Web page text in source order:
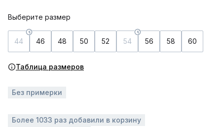
Выберите размер
44 46 48 50 52 54 56 58 60
Таблица размеров
Без примерки
Более 1033 раз добавили в корзину